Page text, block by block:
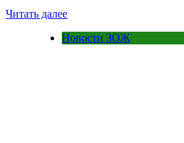
Читать далее
Новости ЗОЖ